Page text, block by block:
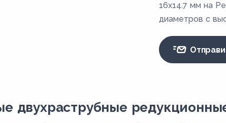
16х14.7 мм на
диаметров с
двухраструбные